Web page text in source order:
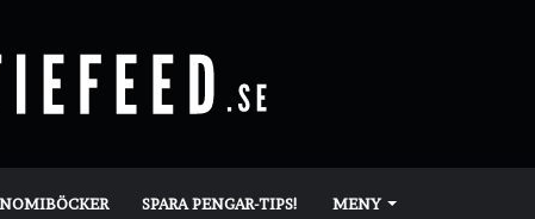
SPARA PENGAR-TIPS! MENY